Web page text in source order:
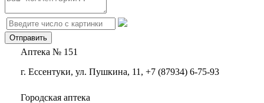
Аптека № 151
г. Ессентуки, ул. Пушкина, 11, +7 (87934) 6-75-93
Городская аптека